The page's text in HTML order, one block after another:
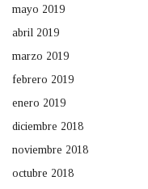
mayo 2019
abril 2019
marzo 2019
febrero 2019
enero 2019
diciembre 2018
noviembre 2018
octubre 2018